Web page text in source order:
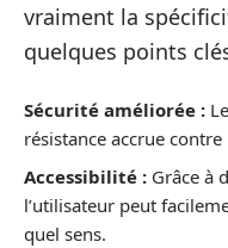
vraiment la
quelques points
Sécurité améliorée :
résistance accrue
Accessibilité : Grâce à
l’utilisateur peut
quel sens.